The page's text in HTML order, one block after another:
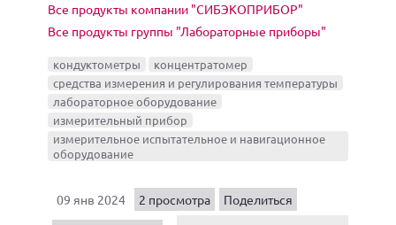
Все продукты компании "СИБЭКОПРИБОР"
Все продукты группы "Лабораторные приборы"
кондуктометры
концентратомер
средства измерения и регулирования температуры
лабораторное оборудование
измерительный прибор
измерительное испытательное и навигационное
оборудование
09 янв 2024 2 просмотра
Поделиться